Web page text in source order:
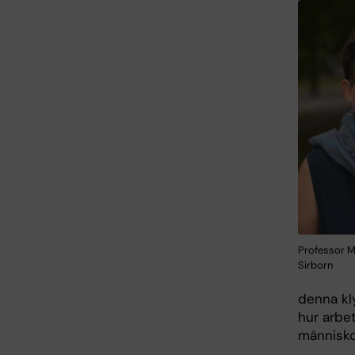
Professor
Sirborn
denna
hur